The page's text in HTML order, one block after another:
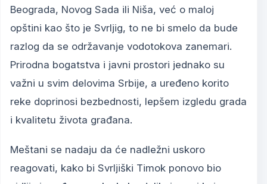
Beograda, Novog Sada ili Niša, već o maloj
opštini kao što je Svrljig, to ne bi smelo da bude
razlog da se održavanje vodotokova zanemari.
Prirodna bogatstva i javni prostori jednako su
važni u svim delovima Srbije, a uređeno korito
reke doprinosi bezbednosti, lepšem izgledu grada
i kvalitetu života građana.
Meštani se nadaju da će nadležni uskoro
reagovati, kako bi Svrljiški Timok ponovo bio